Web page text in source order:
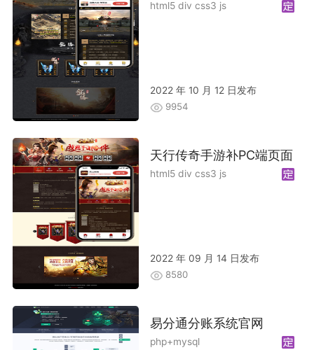
html5 div css3 js
2022 年 10 月 12 日发布
9954
天行传奇手游补PC端页面
html5 div css3 js
2022 年 09 月 14 日发布
8580
易分通分账系统官网
php+mysql